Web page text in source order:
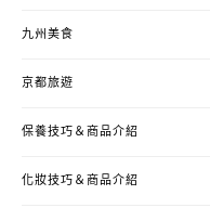
九州美食
京都旅遊
保養技巧＆商品介紹
化妝技巧＆商品介紹